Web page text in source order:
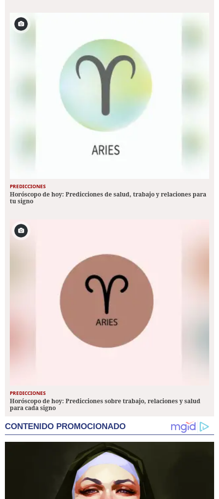
PREDICCIONES
Horóscopo de hoy: Predicciones de salud, trabajo y relaciones para
tu signo
PREDICCIONES
Horóscopo de hoy: Predicciones sobre trabajo, relaciones y salud
para cada signo
CONTENIDO PROMOCIONADO